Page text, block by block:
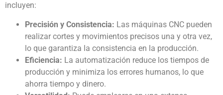
incluyen:
Precisión y Consistencia: Las máquinas CNC pueden
realizar cortes y movimientos precisos una y otra vez,
lo que garantiza la consistencia en la producción.
Eficiencia: La automatización reduce los tiempos de
producción y minimiza los errores humanos, lo que
ahorra tiempo y dinero.